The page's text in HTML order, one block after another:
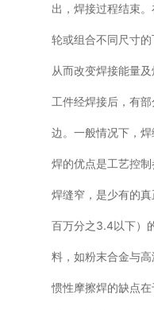
出，焊接过程结束
轮或组合不同尺寸
从而改变焊接能量及
工件经焊接后，有
边。一般情况下，
焊的优点是工艺控制
焊缝窄，是少有的
百万分之3.4以下）
料，如粉末合金与高
惯性摩擦焊的缺点